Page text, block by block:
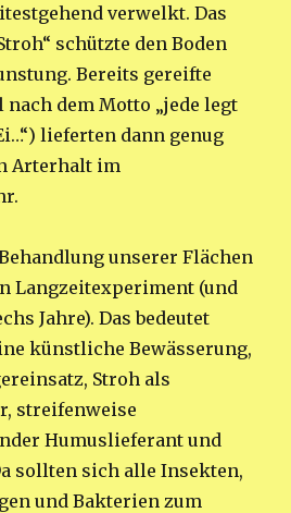
verwelkt. Das
schützte den Boden
Bereits gereifte
nach dem Motto „jede legt
lieferten dann genug
Arterhalt im
unserer Flächen
Langzeitexperiment (und
Jahre). Das bedeutet
künstliche Bewässerung,
Stroh als
streifenweise
Humuslieferant und
sollten sich alle Insekten,
und Bakterien zum